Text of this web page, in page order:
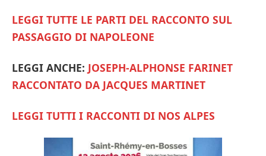
LEGGI TUTTE LE PARTI DEL RACCONTO SUL
PASSAGGIO DI NAPOLEONE
LEGGI ANCHE: JOSEPH-ALPHONSE FARINET
RACCONTATO DA JACQUES MARTINET
LEGGI TUTTI I RACCONTI DI NOS ALPES